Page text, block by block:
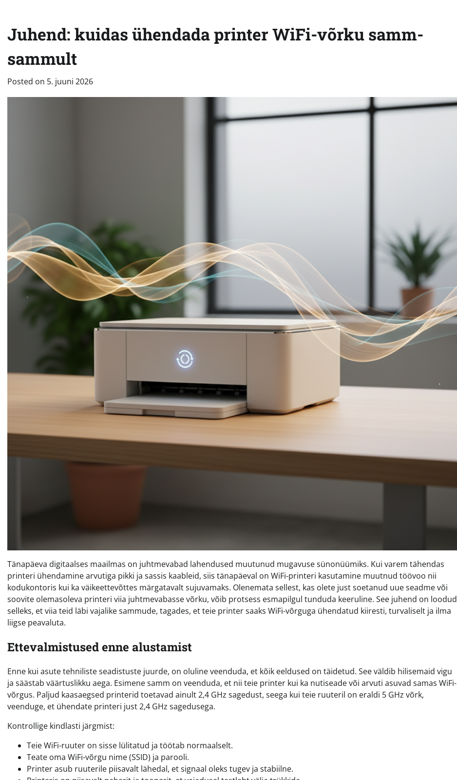
Juhend: kuidas ühendada printer WiFi-võrku samm-
sammult
Posted on 5. juuni 2026
Tänapäeva digitaalses maailmas on juhtmevabad lahendused muutunud mugavuse sünonüümiks. Kui varem tähendas
printeri ühendamine arvutiga pikki ja sassis kaableid, siis tänapäeval on WiFi-printeri kasutamine muutnud töövoo nii
kodukontoris kui ka väikeettevõttes märgatavalt sujuvamaks. Olenemata sellest, kas olete just soetanud uue seadme või
soovite olemasoleva printeri viia juhtmevabasse võrku, võib protsess esmapilgul tunduda keeruline. See juhend on loodud
selleks, et viia teid läbi vajalike sammude, tagades, et teie printer saaks WiFi-võrguga ühendatud kiiresti, turvaliselt ja ilma
liigse peavaluta.
Ettevalmistused enne alustamist
Enne kui asute tehniliste seadistuste juurde, on oluline veenduda, et kõik eeldused on täidetud. See väldib hilisemaid vigu
ja säästab väärtuslikku aega. Esimene samm on veenduda, et nii teie printer kui ka nutiseade või arvuti asuvad samas WiFi-
võrgus. Paljud kaasaegsed printerid toetavad ainult 2,4 GHz sagedust, seega kui teie ruuteril on eraldi 5 GHz võrk,
veenduge, et ühendate printeri just 2,4 GHz sagedusega.
Kontrollige kindlasti järgmist:
Teie WiFi-ruuter on sisse lülitatud ja töötab normaalselt.
Teate oma WiFi-võrgu nime (SSID) ja parooli.
Printer asub ruuterile piisavalt lähedal, et signaal oleks tugev ja stabiilne.